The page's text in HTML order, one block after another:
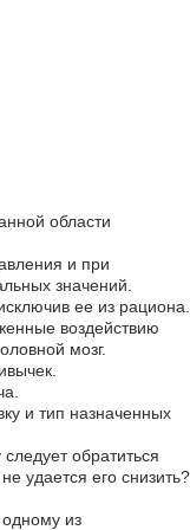
области
и при
значений.
ее из рациона.
воздействию
мозг.
и тип назначенных
обратиться
удается его снизить?
одному из